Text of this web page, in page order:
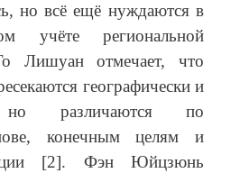
но всё ещё нуждаются в
учёте региональной
Лишуан отмечает, что
географически и
но различаются по
конечным целям и
[2]. Фэн Юйцзюнь